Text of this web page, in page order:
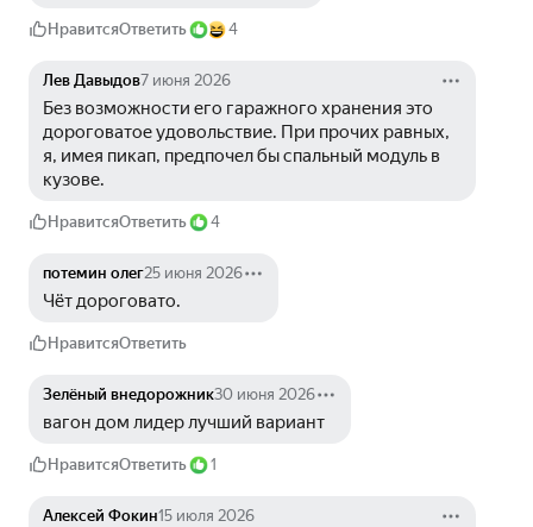
НравитсяОтветить 4
Лев Давыдов7 июня 2026
Без возможности его гаражного хранения это
дороговатое удовольствие. При прочих равных,
я, имея пикап, предпочел бы спальный модуль в
кузове.
НравитсяОтветить 4
потемин олег25 июня 2026
Чёт дороговато.
НравитсяОтветить
Зелёный внедорожник30 июня 2026
вагон дом лидер лучший вариант
НравитсяОтветить 1
Алексей Фокин15 июля 2026